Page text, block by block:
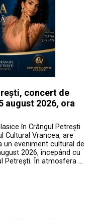
concert de
august 2026, ora
în Crângul Petrești
Cultural Vrancea, are
un eveniment cultural de
2026, începând cu
Petrești. În atmosfera …